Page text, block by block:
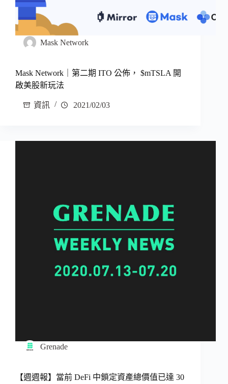
Mask Network
Mask Network｜第二期 ITO 公佈， $mTSLA 開
啟美股新玩法
資訊 2021/02/03
Grenade
【週週報】當前 DeFi 中鎖定資產總價值已達 30